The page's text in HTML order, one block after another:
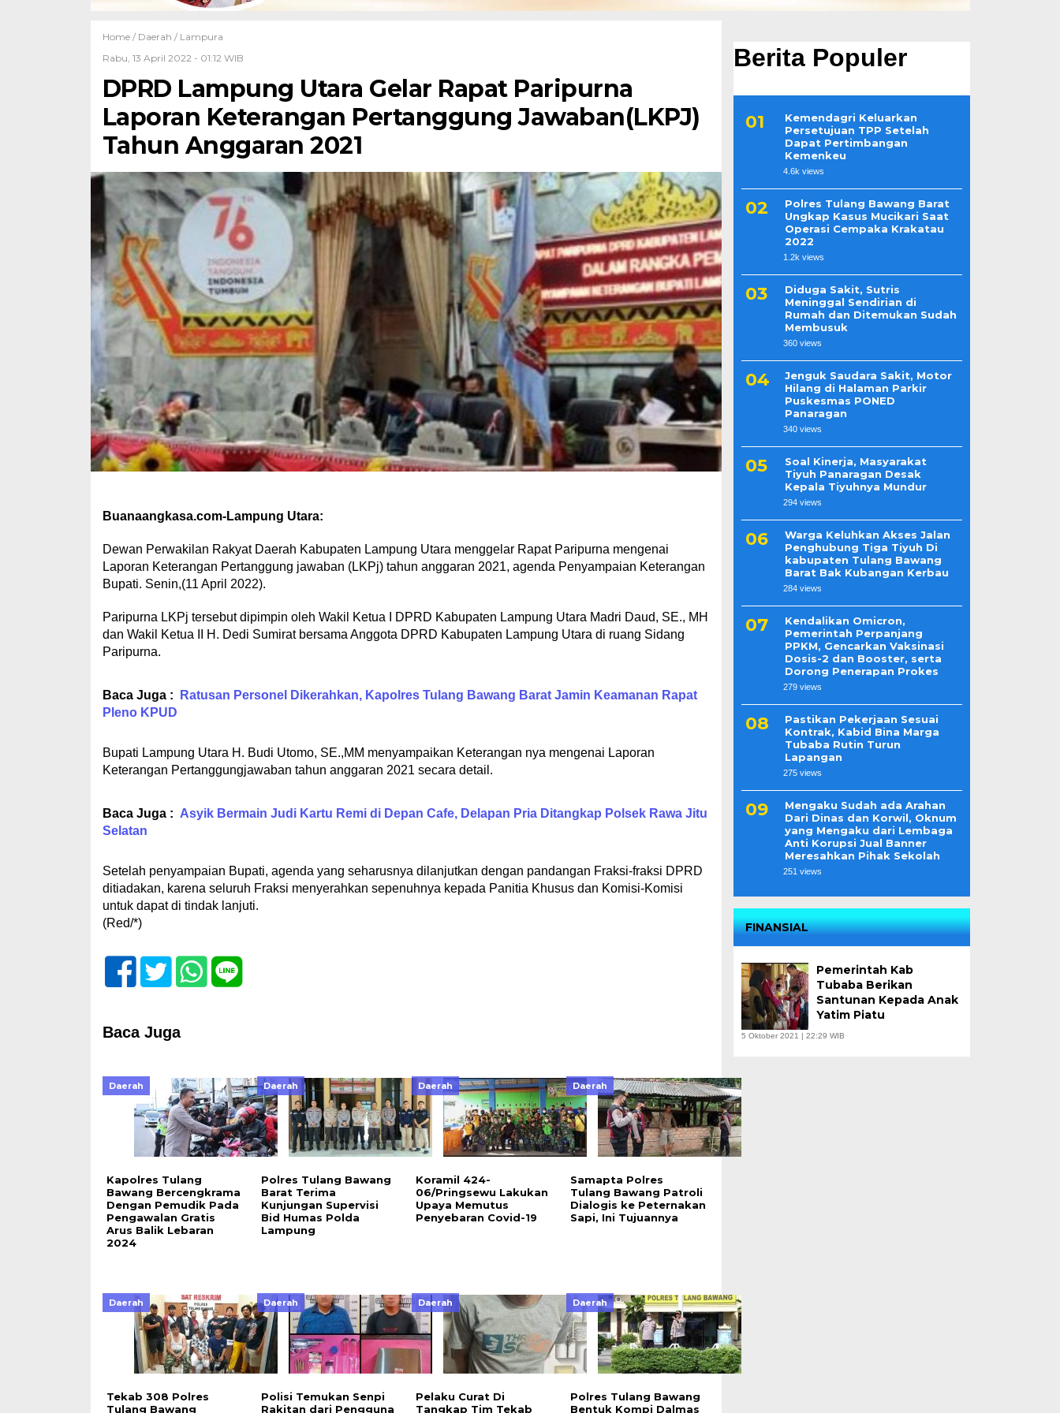
Home / Daerah / Lampura
Rabu, 13 April 2022 - 01:12 WIB
DPRD Lampung Utara Gelar Rapat Paripurna
Laporan Keterangan Pertanggung Jawaban(LKPJ)
Tahun Anggaran 2021
Buanaangkasa.com-Lampung Utara:
Dewan Perwakilan Rakyat Daerah Kabupaten Lampung Utara menggelar Rapat Paripurna mengenai
Laporan Keterangan Pertanggung jawaban (LKPj) tahun anggaran 2021, agenda Penyampaian Keterangan
Bupati. Senin,(11 April 2022).
Paripurna LKPj tersebut dipimpin oleh Wakil Ketua I DPRD Kabupaten Lampung Utara Madri Daud, SE., MH
dan Wakil Ketua II H. Dedi Sumirat bersama Anggota DPRD Kabupaten Lampung Utara di ruang Sidang
Paripurna.
Baca Juga :
Ratusan Personel Dikerahkan, Kapolres Tulang Bawang Barat Jamin Keamanan Rapat
Pleno KPUD
Bupati Lampung Utara H. Budi Utomo, SE.,MM menyampaikan Keterangan nya mengenai Laporan
Keterangan Pertanggungjawaban tahun anggaran 2021 secara detail.
Baca Juga : Asyik Bermain Judi Kartu Remi di Depan Cafe, Delapan Pria Ditangkap Polsek Rawa Jitu
Selatan
Setelah penyampaian Bupati, agenda yang seharusnya dilanjutkan dengan pandangan Fraksi-fraksi DPRD
ditiadakan, karena seluruh Fraksi menyerahkan sepenuhnya kepada Panitia Khusus dan Komisi-Komisi
untuk dapat di tindak lanjuti.
(Red/*)
Baca Juga
Daerah
Kapolres Tulang
Bawang Bercengkrama
Dengan Pemudik Pada
Pengawalan Gratis
Arus Balik Lebaran
2024
Daerah
Polres Tulang Bawang
Barat Terima
Kunjungan Supervisi
Bid Humas Polda
Lampung
Daerah
Koramil 424-
06/Pringsewu Lakukan
Upaya Memutus
Penyebaran Covid-19
Daerah
Samapta Polres
Tulang Bawang Patroli
Dialogis ke Peternakan
Sapi, Ini Tujuannya
Daerah
Tekab 308 Polres
Tulang Bawang
Daerah
Polisi Temukan Senpi
Rakitan dari Pengguna
Daerah
Pelaku Curat Di
Tangkap Tim Tekab
Daerah
Polres Tulang Bawang
Bentuk Kompi Dalmas
Berita Populer
Kemendagri Keluarkan
Persetujuan TPP Setelah
Dapat Pertimbangan
Kemenkeu
4.6k views
Polres Tulang Bawang Barat
Ungkap Kasus Mucikari Saat
Operasi Cempaka Krakatau
2022
1.2k views
Diduga Sakit, Sutris
Meninggal Sendirian di
Rumah dan Ditemukan Sudah
Membusuk
360 views
Jenguk Saudara Sakit, Motor
Hilang di Halaman Parkir
Puskesmas PONED
Panaragan
340 views
Soal Kinerja, Masyarakat
Tiyuh Panaragan Desak
Kepala Tiyuhnya Mundur
294 views
Warga Keluhkan Akses Jalan
Penghubung Tiga Tiyuh Di
kabupaten Tulang Bawang
Barat Bak Kubangan Kerbau
284 views
Kendalikan Omicron,
Pemerintah Perpanjang
PPKM, Gencarkan Vaksinasi
Dosis-2 dan Booster, serta
Dorong Penerapan Prokes
279 views
Pastikan Pekerjaan Sesuai
Kontrak, Kabid Bina Marga
Tubaba Rutin Turun
Lapangan
275 views
Mengaku Sudah ada Arahan
Dari Dinas dan Korwil, Oknum
yang Mengaku dari Lembaga
Anti Korupsi Jual Banner
Meresahkan Pihak Sekolah
251 views
FINANSIAL
Pemerintah Kab
Tubaba Berikan
Santunan Kepada Anak
Yatim Piatu
5 Oktober 2021 | 22:29 WIB